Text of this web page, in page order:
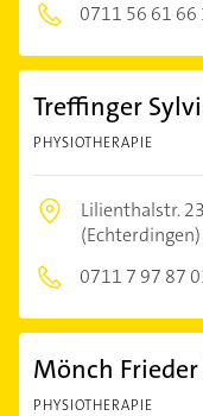
0711 56 61 66
Treffinger
PHYSIOTHERAPIE
Lilienthalstr.
(Echterdingen)
0711 7 97 87
Mönch
PHYSIOTHERAPIE